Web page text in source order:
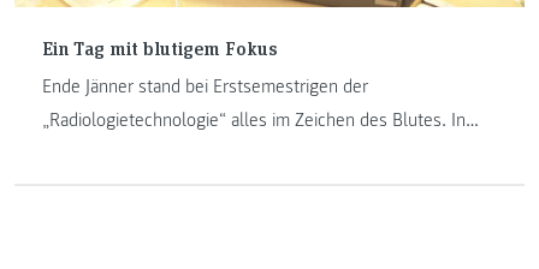
Ein Tag mit blutigem Fokus
Ende Jänner stand bei Erstsemestrigen der
„Radiologietechnologie“ alles im Zeichen des Blutes. In